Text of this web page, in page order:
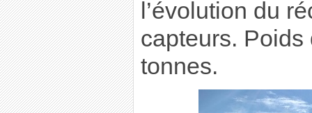
l’évolution du
capteurs. Poids
tonnes.